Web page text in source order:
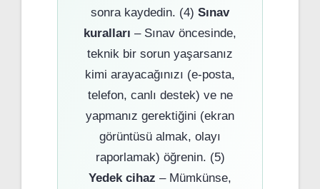
sonra kaydedin. (4) Sınav
kuralları – Sınav öncesinde,
teknik bir sorun yaşarsanız
kimi arayacağınızı (e-posta,
telefon, canlı destek) ve ne
yapmanız gerektiğini (ekran
görüntüsü almak, olayı
raporlamak) öğrenin. (5)
Yedek cihaz – Mümkünse,